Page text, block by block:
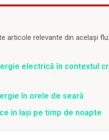
articole relevante din același
electrică în contextul
în orele de seară
în Iași pe timp de noapte